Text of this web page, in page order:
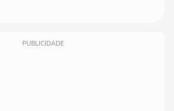
PUBLICIDADE